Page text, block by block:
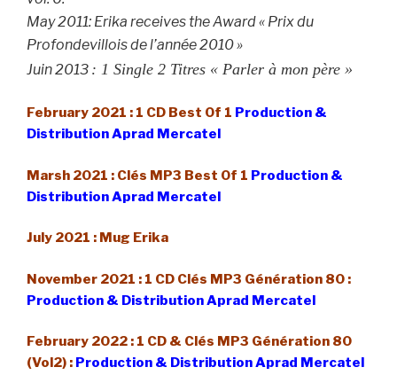
May 2011: Erika receives the Award « Prix du
Profondevillois de l’année 2010 »
Juin 2013 : 1 Single 2 Titres « Parler à mon père »
February 2021 : 1 CD Best Of 1 Production &
Distribution Aprad Mercatel
Marsh 2021 : Clés MP3 Best Of 1 Production &
Distribution Aprad Mercatel
July 2021 : Mug Erika
November 2021 : 1 CD Clés MP3 Génération 80 :
Production & Distribution Aprad Mercatel
February 2022 : 1 CD & Clés MP3 Génération 80
(Vol2) : Production & Distribution Aprad Mercatel